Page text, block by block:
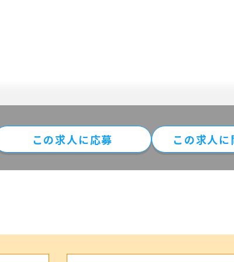
この求⼈に応募 この求人に